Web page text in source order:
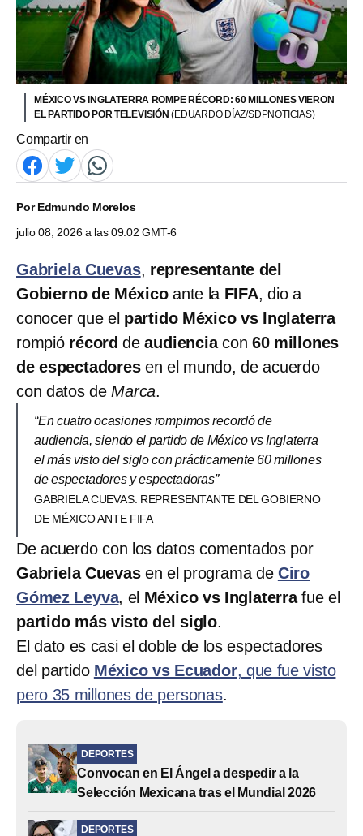
MÉXICO VS INGLATERRA ROMPE RÉCORD: 60 MILLONES VIERON
EL PARTIDO POR TELEVISIÓN(EDUARDO DÍAZ/SDPNOTICIAS)
Compartir en
PorEdmundo Morelos
julio 08, 2026 a las 09:02 GMT-6
Gabriela Cuevas, representante del
Gobierno de Méxicoante la FIFA, dio a
conocer que el partido México vs Inglaterra
rompió récord deaudienciacon 60 millones
de espectadoresen el mundo, de acuerdo
con datos deMarca.
“En cuatro ocasiones rompimos recordó de
audiencia, siendo el partido de México vs Inglaterra
el más visto del siglo con prácticamente 60 millones
de espectadores y espectadoras”
GABRIELA CUEVAS. REPRESENTANTE DEL GOBIERNO
DE MÉXICO ANTE FIFA
De acuerdo con los datos comentados por
Gabriela Cuevas en el programa de Ciro
Gómez Leyva, el México vs Inglaterrafue el
partido más visto del siglo.
El dato es casi el doble de los espectadores
del partido México vs Ecuador, que fue visto
pero 35 millones de personas.
DEPORTES
Convocan en El Ángel a despedir a la
Selección Mexicana tras el Mundial 2026
DEPORTES